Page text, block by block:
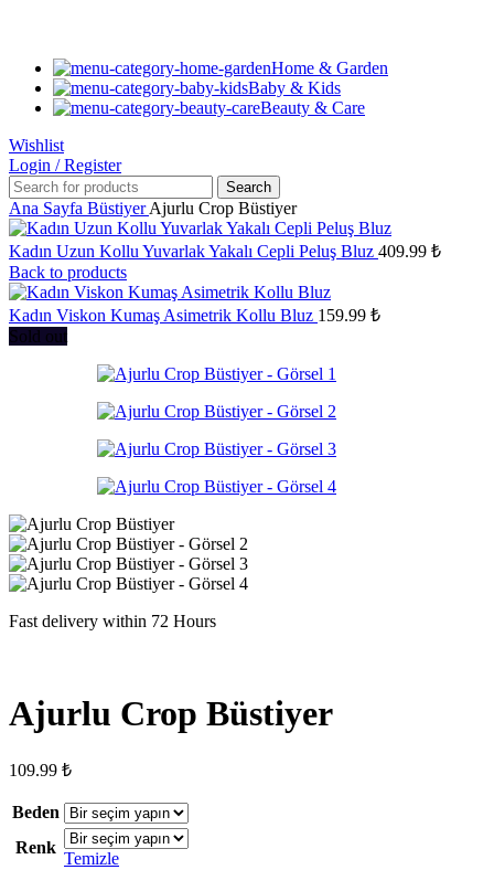
Home & Garden
Baby & Kids
Beauty & Care
Wishlist
Login / Register
Search
Ana Sayfa BüstiyerAjurlu Crop Büstiyer
Kadın Uzun Kollu Yuvarlak Yakalı Cepli Peluş Bluz 409.99 ₺
Back to products
Kadın Viskon Kumaş Asimetrik Kollu Bluz 159.99 ₺
Sold out
Fast delivery within 72 Hours
Ajurlu Crop Büstiyer
109.99 ₺
Beden
Renk
Temizle